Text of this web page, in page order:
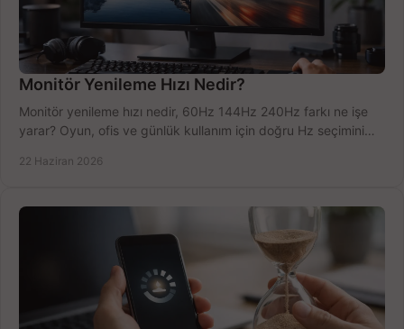
Monitör Yenileme Hızı Nedir?
Monitör yenileme hızı nedir, 60Hz 144Hz 240Hz farkı ne işe
yarar? Oyun, ofis ve günlük kullanım için doğru Hz seçimini
22 Haziran 2026